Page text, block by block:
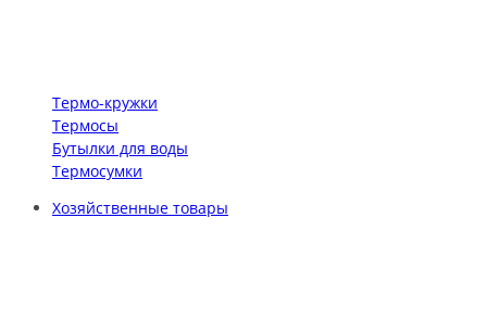
Термо-кружки
Термосы
Бутылки для воды
Термосумки
Хозяйственные товары